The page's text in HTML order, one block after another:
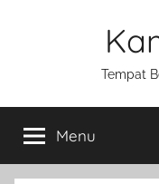
Tempat
Menu